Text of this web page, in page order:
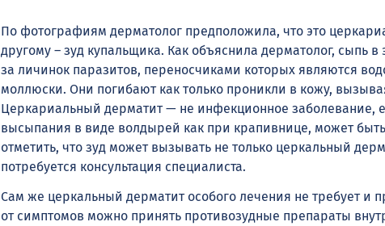
По фотографиям дерматолог предположила, что это
другому – зуд купальщика. Как объяснила дерматолог, сыпь в
за личинок паразитов, переносчиками которых являются
моллюски. Они погибают как только проникли в кожу,
Церкариальный дерматит — не инфекционное заболевание,
высыпания в виде волдырей как при крапивнице, может
отметить, что зуд может вызывать не только церкальный
потребуется консультация специалиста.
Сам же церкальный дерматит особого лечения не требует и
от симптомов можно принять противозудные препараты